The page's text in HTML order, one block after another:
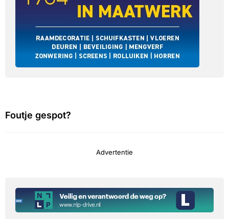
Foutje gespot?
Advertentie